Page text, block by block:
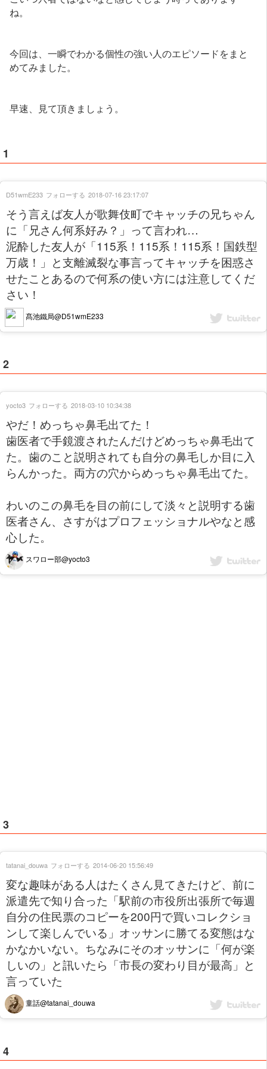
ね。
今回は、一瞬でわかる個性の強い人のエピソードをまと
めてみました。
早速、見て頂きましょう。
1
そう言えば友人が歌舞伎町でキャッチの兄ちゃん
に「兄さん何系好み？」って言われ…
泥酔した友人が「115系！115系！115系！国鉄型
万歳！」と支離滅裂な事言ってキャッチを困惑さ
せたことあるので何系の使い方には注意してくだ
さい！
髙池鐵局@D51wmE233
D51wmE233 フォローする 2018-07-16 23:17:07
2
やだ！めっちゃ鼻毛出てた！
歯医者で手鏡渡されたんだけどめっちゃ鼻毛出て
た。歯のこと説明されても自分の鼻毛しか目に入
らんかった。両方の穴からめっちゃ鼻毛出てた。
わいのこの鼻毛を目の前にして淡々と説明する歯
医者さん、さすがはプロフェッショナルやなと感
心した。
スワロー部@yocto3
yocto3 フォローする 2018-03-10 10:34:38
3
変な趣味がある人はたくさん見てきたけど、前に
派遣先で知り合った「駅前の市役所出張所で毎週
自分の住民票のコピーを200円で買いコレクショ
ンして楽しんでいる」オッサンに勝てる変態はな
かなかいない。ちなみにそのオッサンに「何が楽
しいの」と訊いたら「市長の変わり目が最高」と
言っていた
童話@tatanai_douwa
tatanai_douwa フォローする 2014-06-20 15:56:49
4